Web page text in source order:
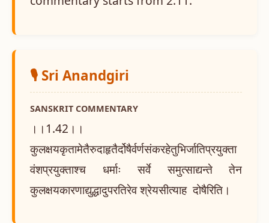
🎙️ Sri Anandgiri
SANSKRIT COMMENTARY
।।1.42।।
कुलक्षयकृतामेतैरुदाहृतैर्दोषैर्वर्णसंकरहेतुभिर्जातिप्रयुक्ता
वंशप्रयुक्ताश्च धर्माः सर्वे समुत्साद्यन्ते तेन
कुलक्षयकारणाद्युद्धादुपरतिरेव श्रेयसीत्याह दोषैरिति।